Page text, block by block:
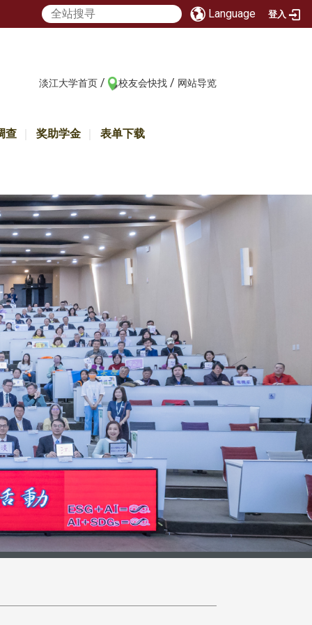
Language 登入
淡江大学首页 / 校友会快找 / 网站导览
查 奖助学金 表单下载